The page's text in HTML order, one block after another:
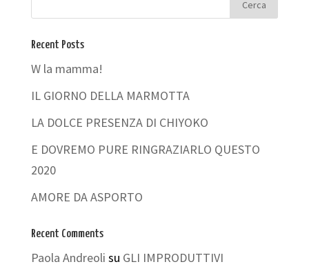
Recent Posts
W la mamma!
IL GIORNO DELLA MARMOTTA
LA DOLCE PRESENZA DI CHIYOKO
E DOVREMO PURE RINGRAZIARLO QUESTO
2020
AMORE DA ASPORTO
Recent Comments
Paola Andreoli su GLI IMPRODUTTIVI